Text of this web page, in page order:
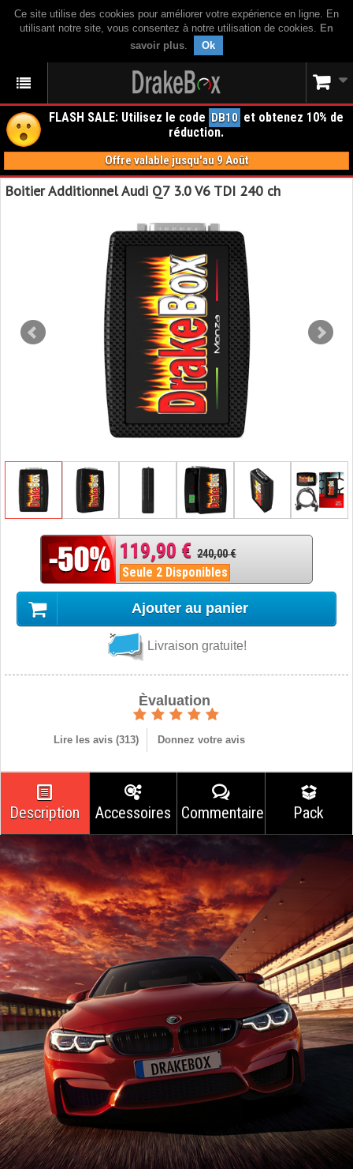
Ce site utilise des cookies pour améliorer votre expérience en ligne. En
utilisant notre site, vous consentez à notre utilisation de cookies. En
savoir plus. Ok
FLASH SALE: Utilisez le code DB10 et obtenez 10% de
réduction.
Offre valable jusqu'au 9 Août
Boitier Additionnel Audi Q7 3.0 V6 TDI 240 ch
119,90 € 240,00 €
Seule 2 Disponibles
Ajouter au panier
Livraison gratuite!
Èvaluation
Lire les avis (313) Donnez votre avis
Description Accessoires Commentaires Pack